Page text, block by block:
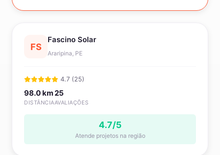
FS
Fascino Solar
Araripina, PE
4.7 (25)
98.0 km
DISTÂNCIA
25
AVALIAÇÕES
4.7/5
Atende projetos na região